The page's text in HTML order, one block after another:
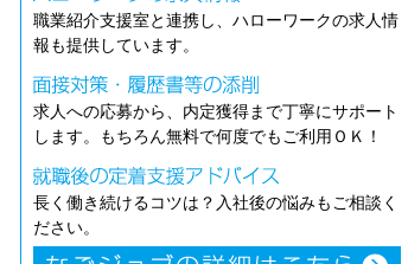
職業紹介支援室と連携し、ハローワークの求人情
報も提供しています。
求人への応募から、内定獲得まで丁寧にサポート
します。もちろん無料で何度でもご利用ＯＫ！
長く働き続けるコツは？入社後の悩みもご相談く
ださい。